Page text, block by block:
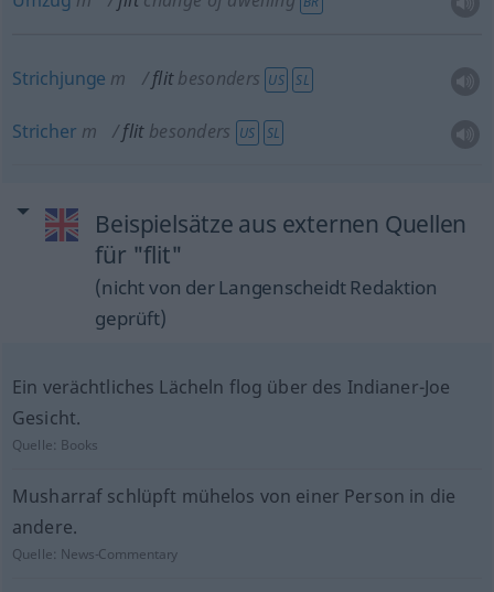
Strichjunge m flit besonders US SL
Stricher m flit besonders US SL
Beispielsätze aus externen Quellen
für "flit"
(nicht von der Langenscheidt Redaktion
geprüft)
Ein verächtliches Lächeln flog über des Indianer-Joe
Gesicht.
Quelle: Books
Musharraf schlüpft mühelos von einer Person in die
andere.
Quelle: News-Commentary